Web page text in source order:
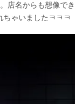
店名からも想像でき
ゃいましたㅋㅋㅋ